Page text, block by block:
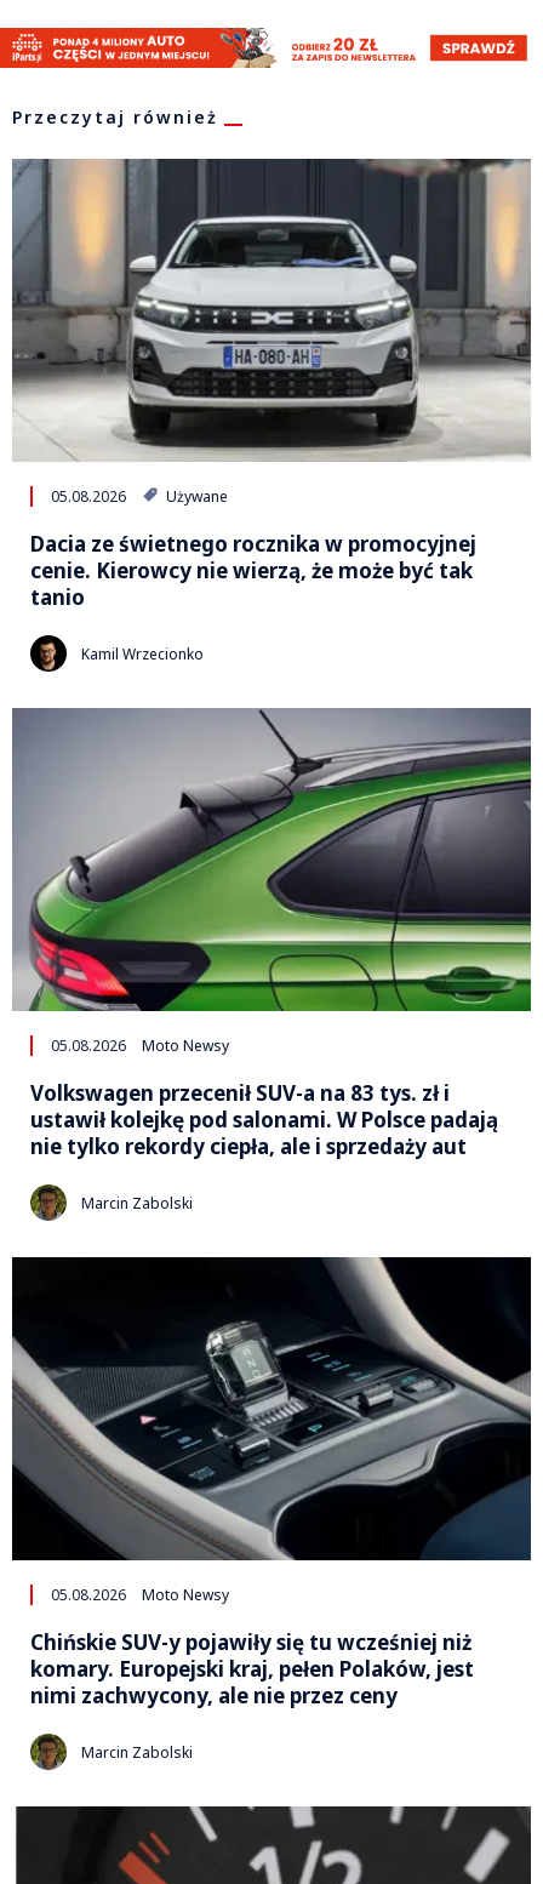
Przeczytaj również
05.08.2026 Używane
Dacia ze świetnego rocznika w promocyjnej
cenie. Kierowcy nie wierzą, że może być tak
tanio
Kamil Wrzecionko
05.08.2026 Moto Newsy
Volkswagen przecenił SUV-a na 83 tys. zł i
ustawił kolejkę pod salonami. W Polsce padają
nie tylko rekordy ciepła, ale i sprzedaży aut
Marcin Zabolski
05.08.2026 Moto Newsy
Chińskie SUV-y pojawiły się tu wcześniej niż
komary. Europejski kraj, pełen Polaków, jest
nimi zachwycony, ale nie przez ceny
Marcin Zabolski